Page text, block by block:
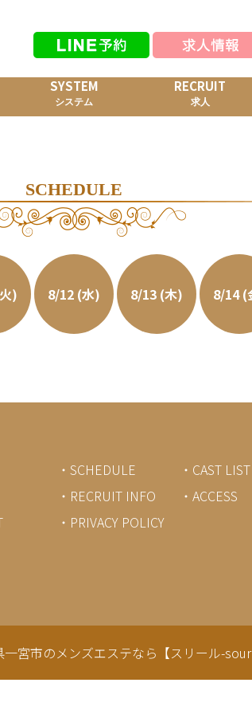
SYSTEM
システム
RECRUIT
求人
SCHEDULE
) 8/12 (水) 8/13 (木) 8/14 (
・SCHEDULE
・CAST LIST
・RECRUIT INFO
・ACCESS
・PRIVACY POLICY
一宮市のメンズエステなら【スリール-